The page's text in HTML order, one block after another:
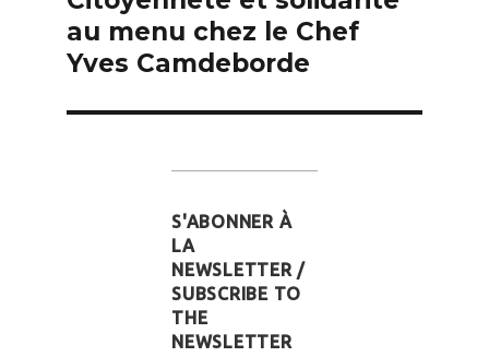
l’article
au menu chez le Chef
Yves Camdeborde
S'ABONNER À
LA
NEWSLETTER /
SUBSCRIBE TO
THE
NEWSLETTER